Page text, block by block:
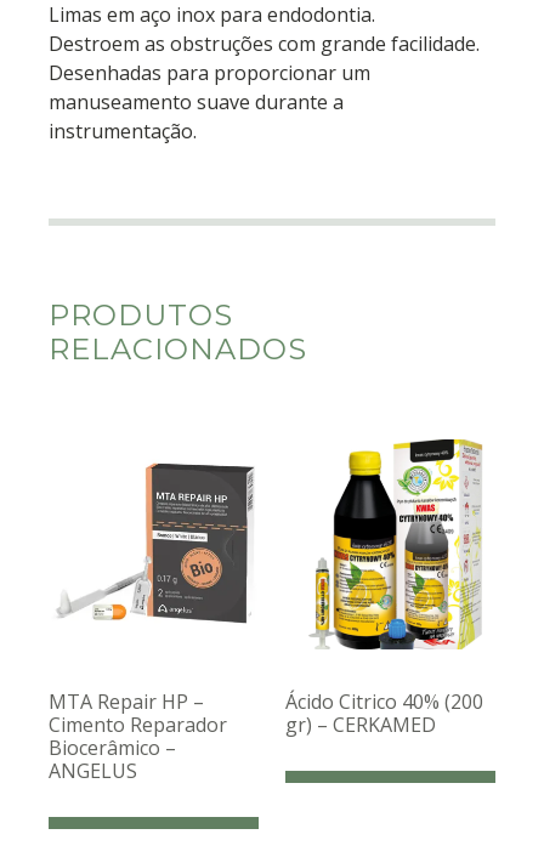
Limas em aço inox para endodontia.
Destroem as obstruções com grande facilidade.
Desenhadas para proporcionar um
manuseamento suave durante a
instrumentação.
PRODUTOS
RELACIONADOS
MTA Repair HP –
Cimento Reparador
Biocerâmico –
ANGELUS
Ácido Citrico 40% (200
gr) – CERKAMED